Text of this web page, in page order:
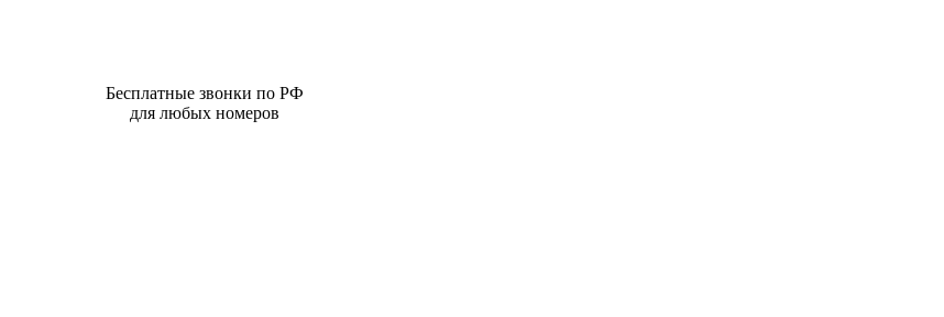
Бесплатные звонки по РФ
для любых номеров